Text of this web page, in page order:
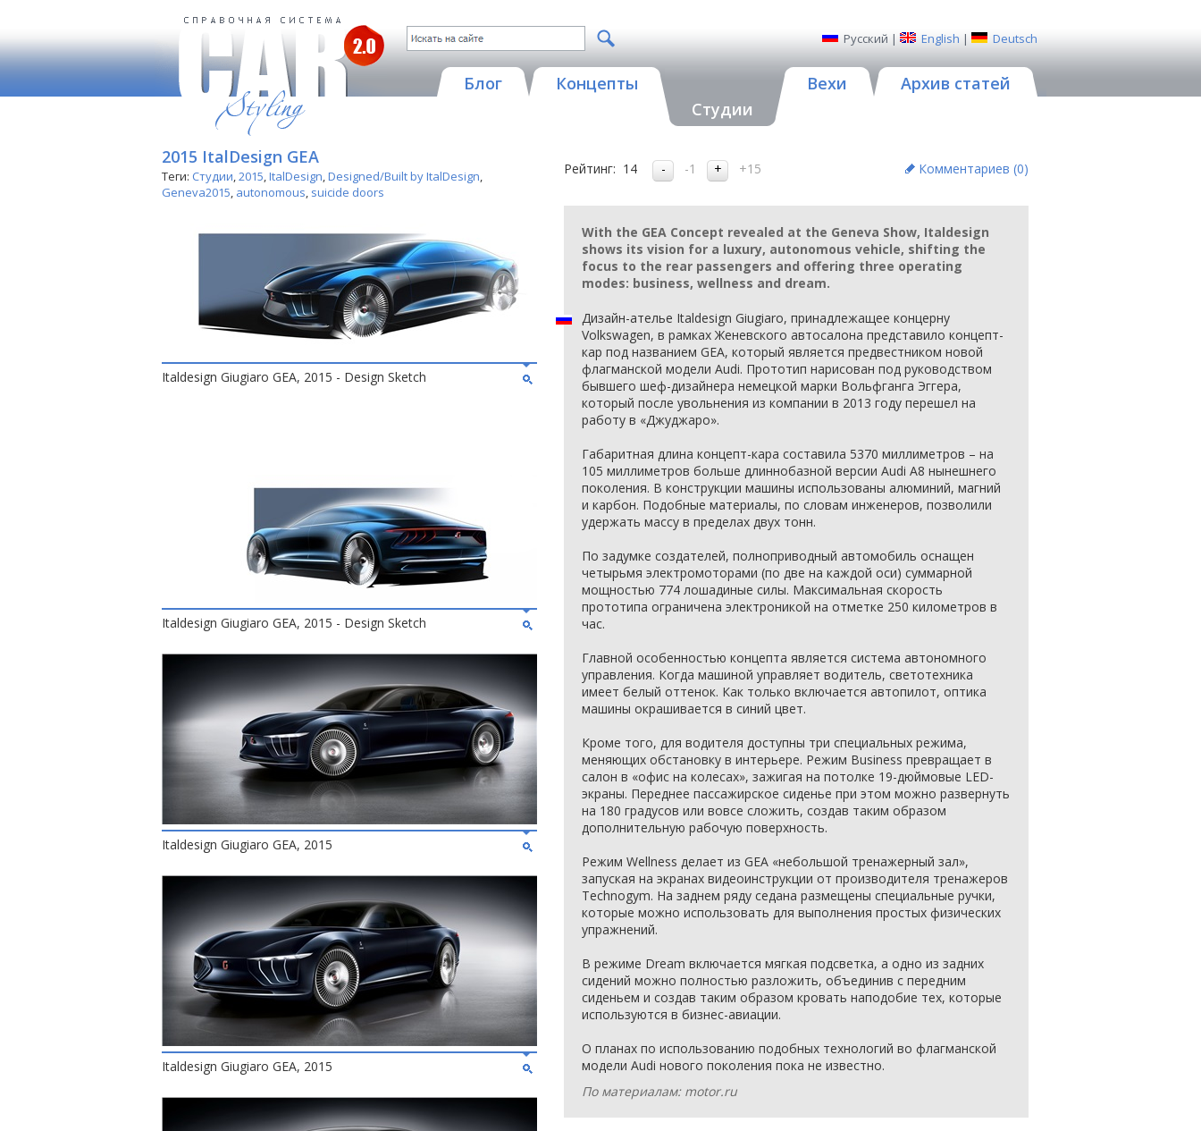
Русский | English | Deutsch
Блог
Концепты
Студии
Вехи Архив статей
2015 ItalDesign GEA
Теги: Студии,2015,ItalDesign,Designed/Built by ItalDesign,
Geneva2015, autonomous, suicide doors
Italdesign Giugiaro GEA, 2015 - Design Sketch
Italdesign Giugiaro GEA, 2015 - Design Sketch
Italdesign Giugiaro GEA, 2015
Italdesign Giugiaro GEA, 2015
Рейтинг: 14 -1 +15 Комментариев (0)
With the GEA Concept revealed at the Geneva Show, Italdesign
shows its vision for a luxury, autonomous vehicle, shifting the
focus to the rear passengers and offering three operating
modes: business, wellness and dream.
Дизайн-ателье Italdesign Giugiaro, принадлежащее концерну
Volkswagen, в рамках Женевского автосалона представило концепт-
кар под названием GEA, который является предвестником новой
флагманской модели Audi. Прототип нарисован под руководством
бывшего шеф-дизайнера немецкой марки Вольфганга Эггера,
который после увольнения из компании в 2013 году перешел на
работу в «Джуджаро».
Габаритная длина концепт-кара составила 5370 миллиметров – на
105 миллиметров больше длиннобазной версии Audi A8 нынешнего
поколения. В конструкции машины использованы алюминий, магний
и карбон. Подобные материалы, по словам инженеров, позволили
удержать массу в пределах двух тонн.
По задумке создателей, полноприводный автомобиль оснащен
четырьмя электромоторами (по две на каждой оси) суммарной
мощностью 774 лошадиные силы. Максимальная скорость
прототипа ограничена электроникой на отметке 250 километров в
час.
Главной особенностью концепта является система автономного
управления. Когда машиной управляет водитель, светотехника
имеет белый оттенок. Как только включается автопилот, оптика
машины окрашивается в синий цвет.
Кроме того, для водителя доступны три специальных режима,
меняющих обстановку в интерьере. Режим Business превращает в
салон в «офис на колесах», зажигая на потолке 19-дюймовые LED-
экраны. Переднее пассажирское сиденье при этом можно развернуть
на 180 градусов или вовсе сложить, создав таким образом
дополнительную рабочую поверхность.
Режим Wellness делает из GEA «небольшой тренажерный зал»,
запуская на экранах видеоинструкции от производителя тренажеров
Technogym. На заднем ряду седана размещены специальные ручки,
которые можно использовать для выполнения простых физических
упражнений.
В режиме Dream включается мягкая подсветка, а одно из задних
сидений можно полностью разложить, объединив с передним
сиденьем и создав таким образом кровать наподобие тех, которые
используются в бизнес-авиации.
О планах по использованию подобных технологий во флагманской
модели Audi нового поколения пока не известно.
По материалам: motor.ru